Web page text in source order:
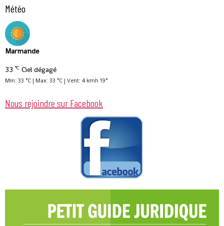
Météo
Marmande
33 °C Ciel dégagé
Min: 33 °C | Max: 33 °C | Vent: 4 kmh 19°
Nous rejoindre sur Facebook